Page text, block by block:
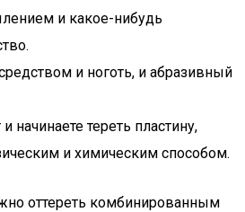
и какое-нибудь
и ноготь, и абразивный
начинаете тереть пластину,
и химическим способом.
оттереть комбинированным